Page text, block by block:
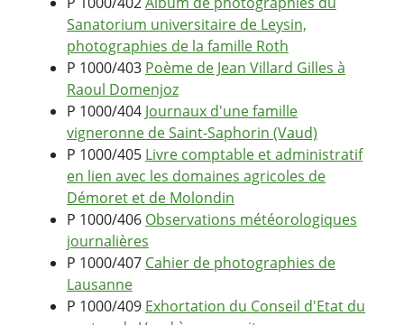
Sanatorium universitaire de Leysin,
photographies de la famille Roth
P 1000/403 Poème de Jean Villard Gilles à
Raoul Domenjoz
P 1000/404 Journaux d'une famille
vigneronne de Saint-Saphorin (Vaud)
P 1000/405 Livre comptable et administratif
en lien avec les domaines agricoles de
Démoret et de Molondin
P 1000/406 Observations météorologiques
journalières
P 1000/407 Cahier de photographies de
Lausanne
P 1000/409 Exhortation du Conseil d'Etat du